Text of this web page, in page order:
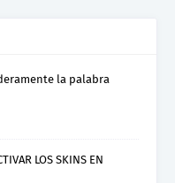
la palabra
LOS SKINS EN